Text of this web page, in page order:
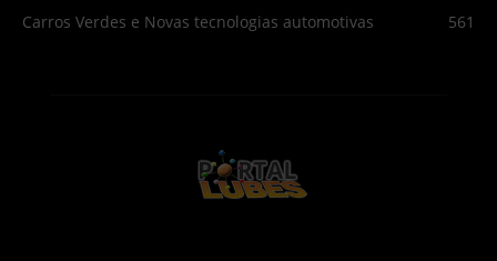
Carros Verdes e Novas tecnologias automotivas
561